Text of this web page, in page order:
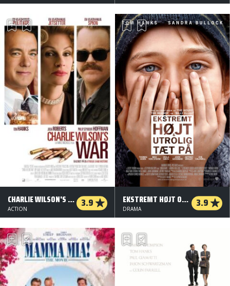
CHARLIE WILSON'S WAR 3.9
ACTION
EKSTREMT HØJT OG UTROLIG TÆT PÅ 3.9
DRAMA